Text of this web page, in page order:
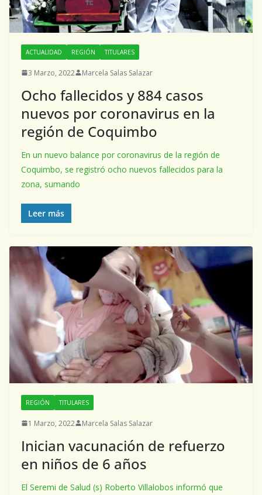
ACTUALIDAD REGIÓN TITULARES
3 Marzo, 2022 Marcela Salas Salazar
Ocho fallecidos y 884 casos
nuevos por coronavirus en la
región de Coquimbo
En un nuevo balance por coronavirus de la región de
Coquimbo, se registró ocho nuevos fallecidos para la
zona, sumando
Leer más
REGIÓN TITULARES
1 Marzo, 2022 Marcela Salas Salazar
Inician vacunación de refuerzo
en niños de 6 años
El Seremi de Salud (s) Roberto Villalobos informó que